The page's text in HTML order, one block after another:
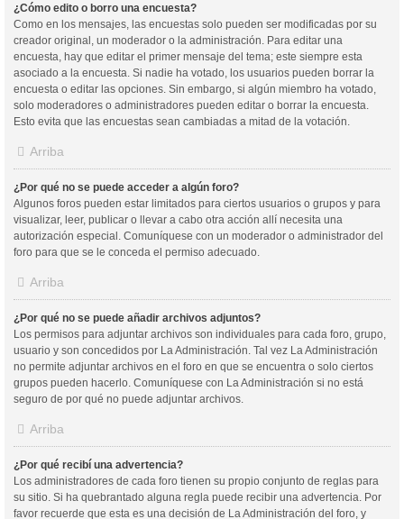
¿Cómo edito o borro una encuesta?
Como en los mensajes, las encuestas solo pueden ser modificadas por su
creador original, un moderador o la administración. Para editar una
encuesta, hay que editar el primer mensaje del tema; este siempre esta
asociado a la encuesta. Si nadie ha votado, los usuarios pueden borrar la
encuesta o editar las opciones. Sin embargo, si algún miembro ha votado,
solo moderadores o administradores pueden editar o borrar la encuesta.
Esto evita que las encuestas sean cambiadas a mitad de la votación.
Arriba
¿Por qué no se puede acceder a algún foro?
Algunos foros pueden estar limitados para ciertos usuarios o grupos y para
visualizar, leer, publicar o llevar a cabo otra acción allí necesita una
autorización especial. Comuníquese con un moderador o administrador del
foro para que se le conceda el permiso adecuado.
Arriba
¿Por qué no se puede añadir archivos adjuntos?
Los permisos para adjuntar archivos son individuales para cada foro, grupo,
usuario y son concedidos por La Administración. Tal vez La Administración
no permite adjuntar archivos en el foro en que se encuentra o solo ciertos
grupos pueden hacerlo. Comuníquese con La Administración si no está
seguro de por qué no puede adjuntar archivos.
Arriba
¿Por qué recibí una advertencia?
Los administradores de cada foro tienen su propio conjunto de reglas para
su sitio. Si ha quebrantado alguna regla puede recibir una advertencia. Por
favor recuerde que esta es una decisión de La Administración del foro, y